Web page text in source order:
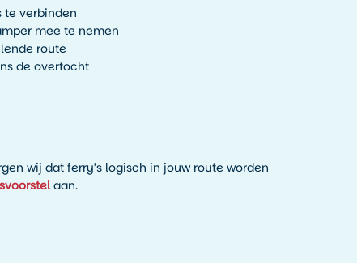
te verbinden
mee te nemen
route
de overtocht
wij dat ferry’s logisch in jouw route worden
aan.